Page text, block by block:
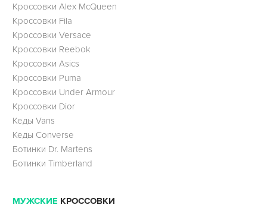
Кроссовки Alex McQueen
Кроссовки Fila
Кроссовки Versace
Кроссовки Reebok
Кроссовки Asics
Кроссовки Puma
Кроссовки Under Armour
Кроссовки Dior
Кеды Vans
Кеды Converse
Ботинки Dr. Martens
Ботинки Timberland
МУЖСКИЕ КРОССОВКИ